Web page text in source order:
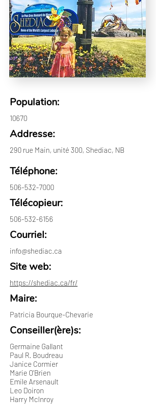
Population:
10670
Addresse:
290 rue Main, unité 300, Shediac, NB
Téléphone:
506-532-7000
Télécopieur:
506-532-6156
Courriel:
info@shediac.ca
Site web:
https://shediac.ca/fr/
Maire:
Patricia Bourque-Chevarie
Conseiller(ère)s:
Germaine Gallant
Paul R. Boudreau
Janice Cormier
Marie O'Brien
Emile Arsenault
Leo Doiron
Harry McInroy